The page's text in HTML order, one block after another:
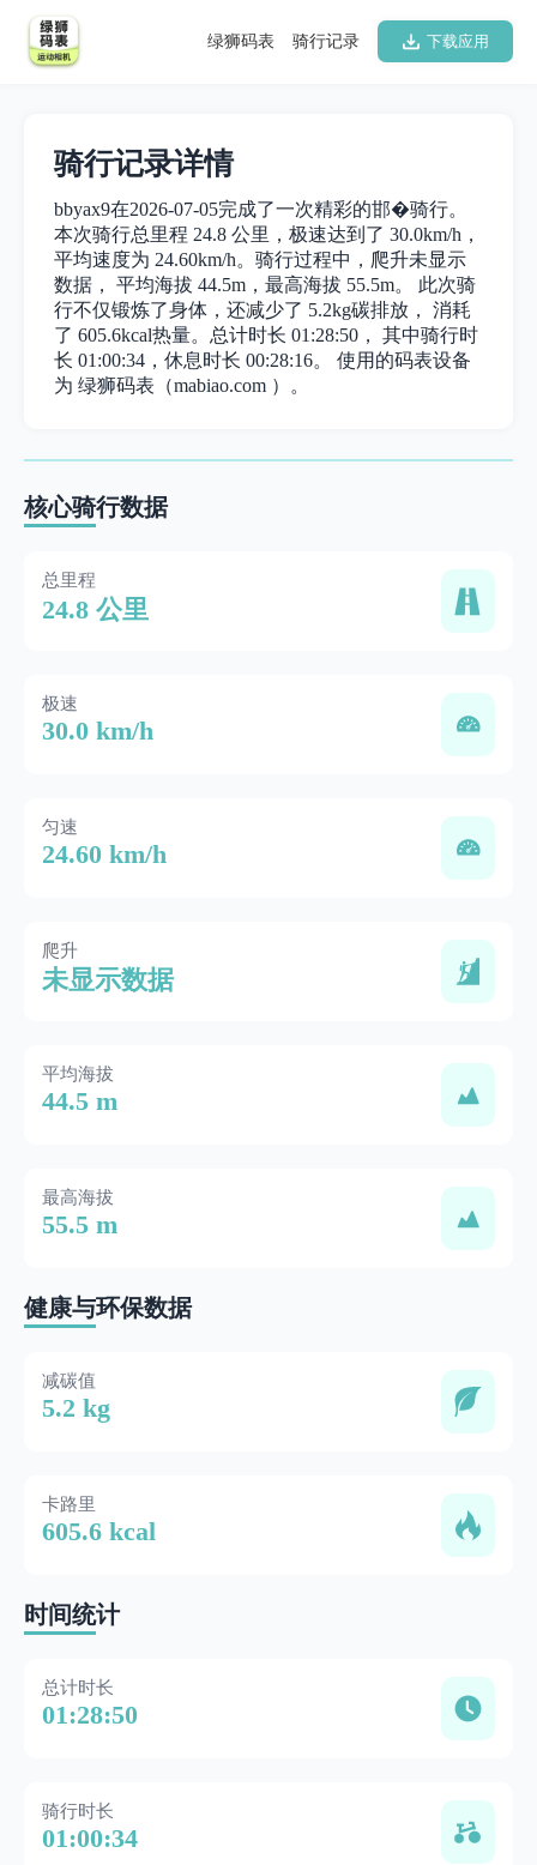
下载应用
骑行记录
绿狮码表
骑行记录详情
bbyax9在2026-07-05完成了一次精彩的邯�骑行。
本次骑行总里程 24.8 公里，极速达到了 30.0km/h，
平均速度为 24.60km/h。骑行过程中，爬升未显示
数据， 平均海拔 44.5m，最高海拔 55.5m。 此次骑
行不仅锻炼了身体，还减少了 5.2kg碳排放， 消耗
了 605.6kcal热量。总计时长 01:28:50， 其中骑行时
长 01:00:34，休息时长 00:28:16。 使用的码表设备
为 绿狮码表（mabiao.com ）。
核心骑行数据
总里程
24.8 公里
极速
30.0 km/h
匀速
24.60 km/h
爬升
未显示数据
平均海拔
44.5 m
最高海拔
55.5 m
健康与环保数据
减碳值
5.2 kg
卡路里
605.6 kcal
时间统计
总计时长
01:28:50
骑行时长
01:00:34